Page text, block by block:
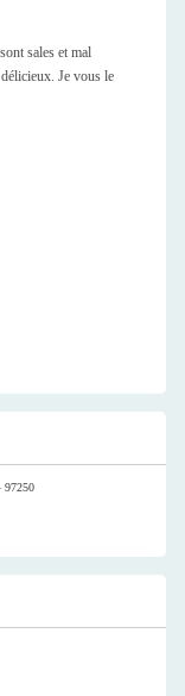
sales et mal
Je vous le
97250